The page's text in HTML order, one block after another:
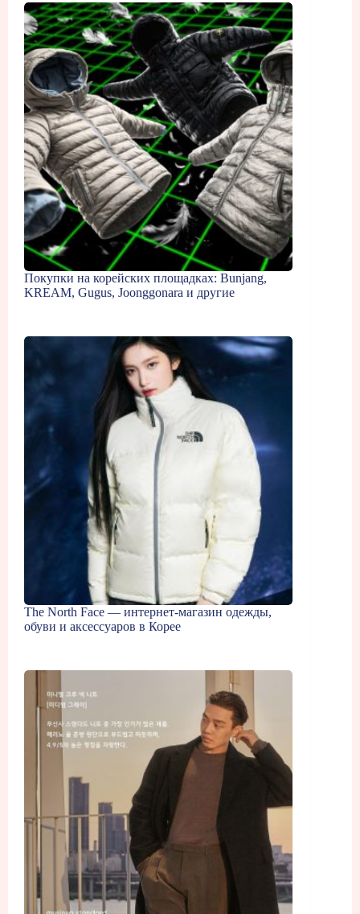
Покупки на корейских площадках: Bunjang,
KREAM, Gugus, Joonggonara и другие
The North Face — интернет-магазин одежды,
обуви и аксессуаров в Корее